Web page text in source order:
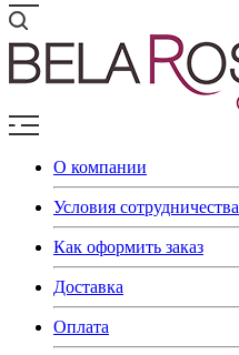
О компании
Условия сотрудничества
Как оформить заказ
Доставка
Оплата